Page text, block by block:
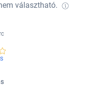
választható.